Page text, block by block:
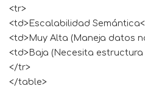
<tr>
<td>Escalabilidad
<td>Muy Alta (Maneja datos
<td>Baja (Necesita
</tr>
</table>